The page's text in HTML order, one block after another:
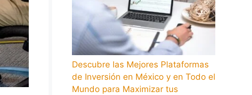
Descubre las Mejores Plataformas
de Inversión en México y en Todo el
Mundo para Maximizar tus